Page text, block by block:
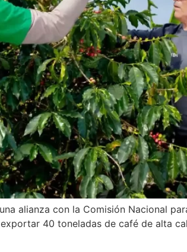
alianza con la Comisión Nacional
40 toneladas de café de alta